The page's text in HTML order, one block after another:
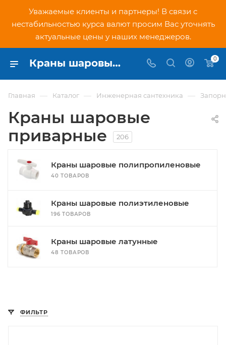
Уважаемые клиенты и партнеры! В связи с
нестабильностью курса валют просим Вас уточнять
актуальные цены у наших менеджеров.
Краны шаровые приварные цены в Москве - купить с доставкой в интернет-магазине PNDtech.ru 0
Главная — Каталог — Инженерная сантехника —
Краны шаровые
приварные
206
Краны шаровые полипропиленовые
40 ТОВАРОВ
Краны шаровые полиэтиленовые
196 ТОВАРОВ
Краны шаровые латунные
48 ТОВАРОВ
ФИЛЬТР